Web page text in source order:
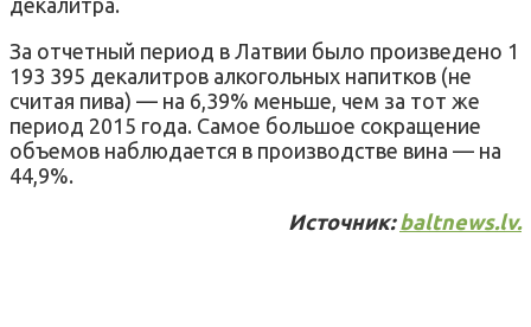
За отчетный период в Латвии было произведено 1
193 395 декалитров алкогольных напитков (не
считая пива) — на 6,39% меньше, чем за тот же
период 2015 года. Самое большое сокращение
объемов наблюдается в производстве вина — на
44,9%.
Источник: baltnews.lv.